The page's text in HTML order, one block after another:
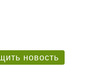
новость